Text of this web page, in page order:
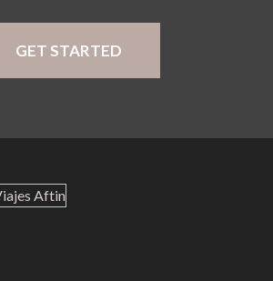
GET STARTED